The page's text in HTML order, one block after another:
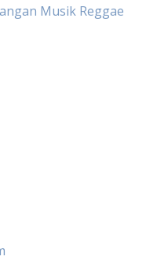
Musik Reggae